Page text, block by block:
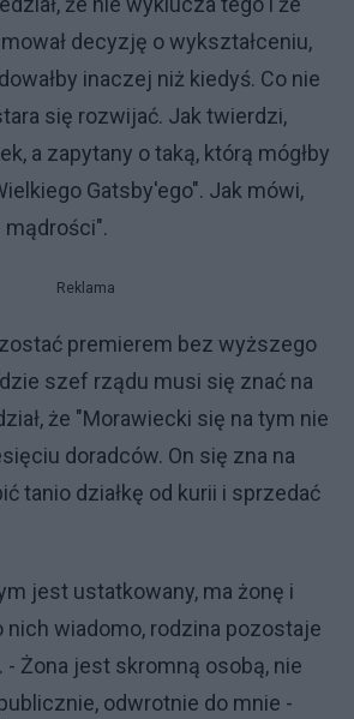
decyzję o wykształceniu,
inaczej niż kiedyś. Co nie
się rozwijać. Jak twierdzi,
a zapytany o taką, którą mógłby
Gatsby'ego". Jak mówi,
Reklama
premierem bez wyższego
szef rządu musi się znać na
że "Morawiecki się na tym nie
doradców. On się zna na
tanio działkę od kurii i sprzedać
jest ustatkowany, ma żonę i
nich wiadomo, rodzina pozostaje
- Żona jest skromną osobą, nie
odwrotnie do mnie -